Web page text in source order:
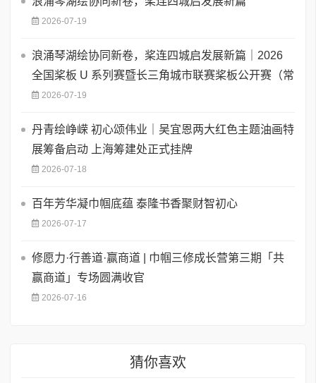
2026-07-19
浪涌琴湖绘协同新卷，桨连四城启发展新篇｜2026
全国桨板 U 系列赛暨长三角城市联赛桨板公开赛（常
2026-07-19
丹青绘峥嵘 初心颂伟业｜吴宜恩两大红色主题油画特
展筹备启动 上海筹建处正式挂牌
2026-07-18
百年芳华凝巾帼底蕴 泰隆书香聚财智初心
2026-07-17
修愿力·行善道·赢商道 | 巾帼三修成长营第三期「共
赢商道」专场圆满收官
2026-07-16
猜你喜欢